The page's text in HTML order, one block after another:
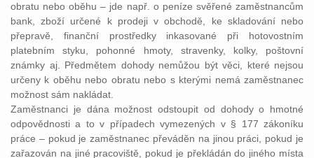
obratu nebo oběhu – jde např. o peníze svěřené zaměstnancům
bank, zboží určené k prodeji v obchodě, ke skladování nebo
přepravě, finanční prostředky inkasované při hotovostním
platebním styku, pohonné hmoty, stravenky, kolky, poštovní
známky aj. Předmětem dohody nemůžou být věci, které nejsou
určeny k oběhu nebo obratu nebo s kterými nemá zaměstnanec
možnost sám nakládat.
Zaměstnanci je dána možnost odstoupit od dohody o hmotné
odpovědnosti a to v případech vymezených v § 177 zákoníku
práce – pokud je zaměstnanec převáděn na jinou práci, pokud je
zařazován na jiné pracoviště, pokud je překládán do jiného místa